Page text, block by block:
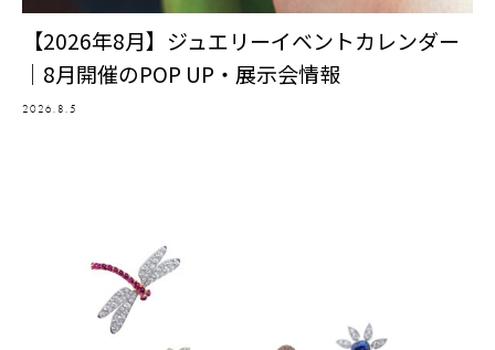
【2026年8月】ジュエリーイベントカレンダー
｜8月開催のPOP UP・展示会情報
2026.8.5